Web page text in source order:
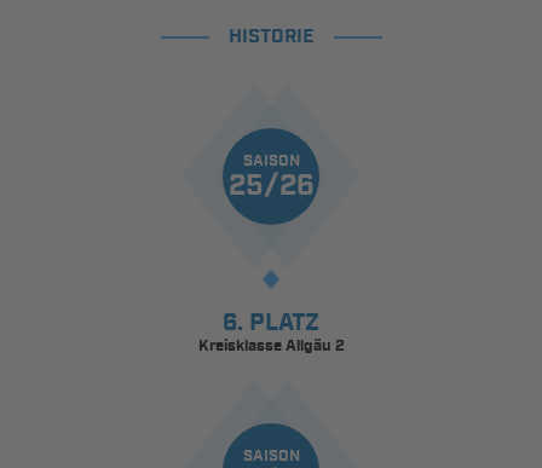
HISTORIE
SAISON
25/26
6. PLATZ
Kreisklasse Allgäu 2
SAISON